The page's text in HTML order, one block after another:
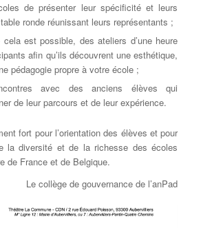
de présenter leur spécificité et leurs
ronde réunissant leurs représentants ;
cela est possible, des ateliers d’une heure
afin qu’ils découvrent une esthétique,
pédagogie propre à votre école ;
avec des anciens élèves qui
de leur parcours et de leur expérience.
fort pour l’orientation des élèves et pour
la diversité et de la richesse des écoles
de France et de Belgique.
Le collège de gouvernance de l’anPad